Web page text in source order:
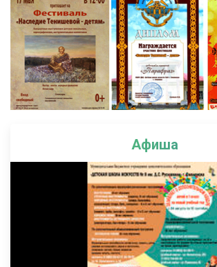
Афиша